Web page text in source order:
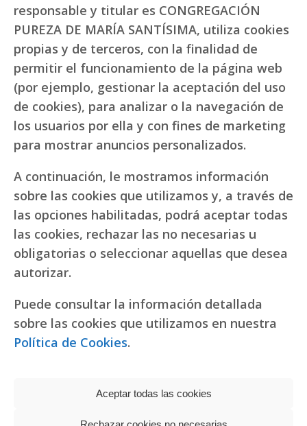
responsable y titular es CONGREGACIÓN
PUREZA DE MARÍA SANTÍSIMA, utiliza cookies
propias y de terceros, con la finalidad de
permitir el funcionamiento de la página web
(por ejemplo, gestionar la aceptación del uso
de cookies), para analizar o la navegación de
los usuarios por ella y con fines de marketing
para mostrar anuncios personalizados.
A continuación, le mostramos información
sobre las cookies que utilizamos y, a través de
las opciones habilitadas, podrá aceptar todas
las cookies, rechazar las no necesarias u
obligatorias o seleccionar aquellas que desea
autorizar.
Puede consultar la información detallada
sobre las cookies que utilizamos en nuestra
Política de Cookies.
Aceptar todas las cookies